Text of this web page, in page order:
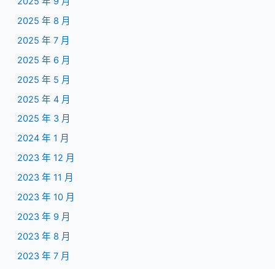
2025 年 8 月
2025 年 7 月
2025 年 6 月
2025 年 5 月
2025 年 4 月
2025 年 3 月
2024 年 1 月
2023 年 12 月
2023 年 11 月
2023 年 10 月
2023 年 9 月
2023 年 8 月
2023 年 7 月